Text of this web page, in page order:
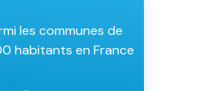
les communes de
habitants en France